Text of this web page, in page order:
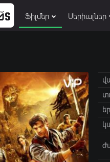
Ֆիլմեր Սերիալներ